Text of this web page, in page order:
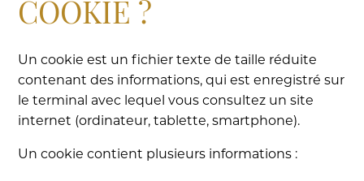
COOKIE ?
Un cookie est un fichier texte de taille réduite
contenant des informations, qui est enregistré sur
le terminal avec lequel vous consultez un site
internet (ordinateur, tablette, smartphone).
Un cookie contient plusieurs informations :